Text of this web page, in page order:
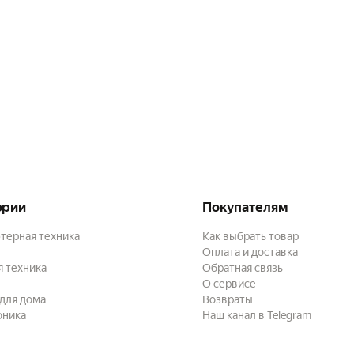
техника
техника
дома
Покупателям
Как выбрать товар
Оплата и доставка
Обратная связь
О сервисе
Возвраты
Наш канал в Telegram